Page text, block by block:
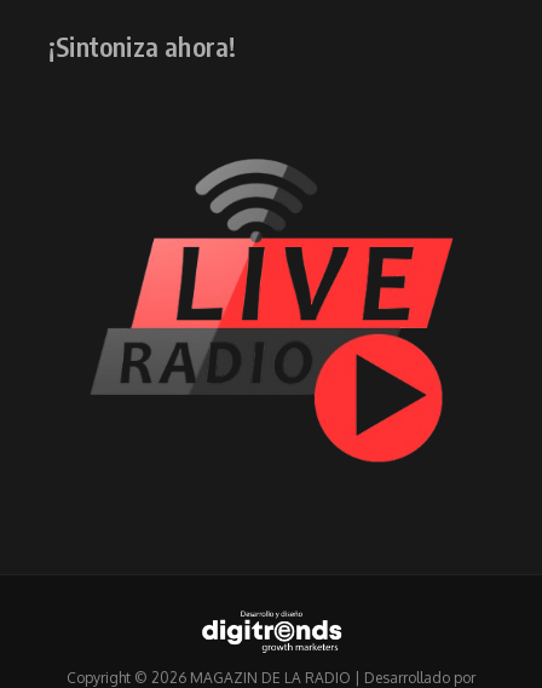
¡Sintoniza ahora!
Copyright © 2026 MAGAZIN DE LA RADIO | Desarrollado por